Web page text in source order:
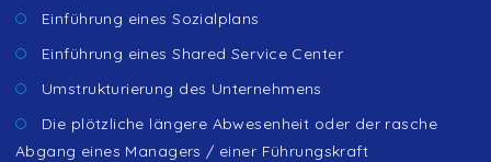
Einführung eines Sozialplans
Einführung eines Shared Service Center
Umstrukturierung des Unternehmens
Die plötzliche längere Abwesenheit oder der rasche
Abgang eines Managers / einer Führungskraft